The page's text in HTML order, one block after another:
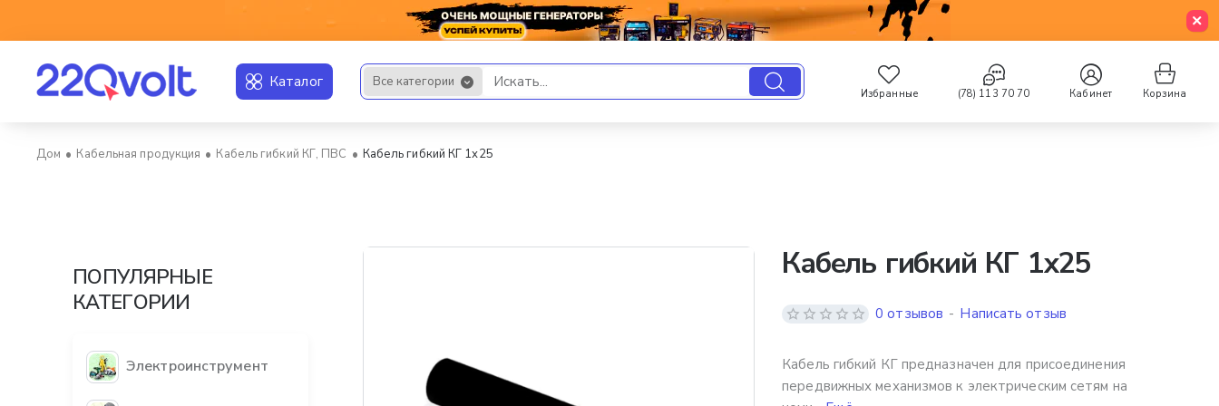
Каталог Все категории
Искать... Избранные (78) 113 70 70 Кабинет Корзина
Кабельная продукция Кабель гибкий КГ, ПВС Кабель гибкий КГ 1х25
ПОПУЛЯРНЫЕ
КАТЕГОРИИ
Электроинструмент
Кабель гибкий КГ 1х25
Кабель гибкий КГ предназначен для присоединения
передвижных механизмов к электрическим сетям на
0 отзывов - Написать отзыв